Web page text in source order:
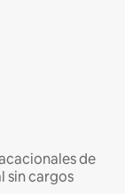
de
sin cargos